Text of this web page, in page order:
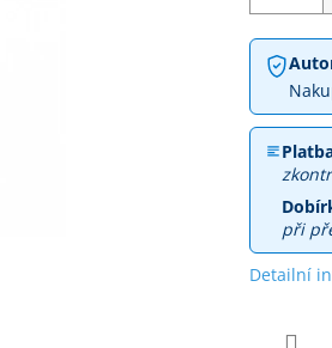
při
Detailní